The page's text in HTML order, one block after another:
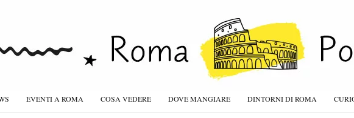
EVENTI A ROMA COSA VEDERE DOVE MANGIARE DINTORNI DI ROMA